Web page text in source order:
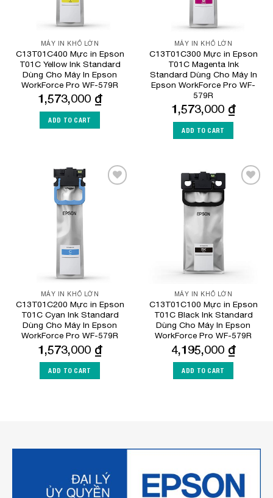
MÁY IN KHỔ LỚN
C13T01C400 Mực in Epson
T01C Yellow Ink Standard
Dùng Cho Máy In Epson
WorkForce Pro WF-579R
1,573,000 ₫
ADD TO CART
MÁY IN KHỔ LỚN
C13T01C300 Mực in Epson
T01C Magenta Ink
Standard Dùng Cho Máy In
Epson WorkForce Pro WF-
579R
1,573,000 ₫
ADD TO CART
MÁY IN KHỔ LỚN
C13T01C200 Mực in Epson
T01C Cyan Ink Standard
Dùng Cho Máy In Epson
WorkForce Pro WF-579R
1,573,000 ₫
ADD TO CART
MÁY IN KHỔ LỚN
C13T01C100 Mực in Epson
T01C Black Ink Standard
Dùng Cho Máy In Epson
WorkForce Pro WF-579R
4,195,000 ₫
ADD TO CART